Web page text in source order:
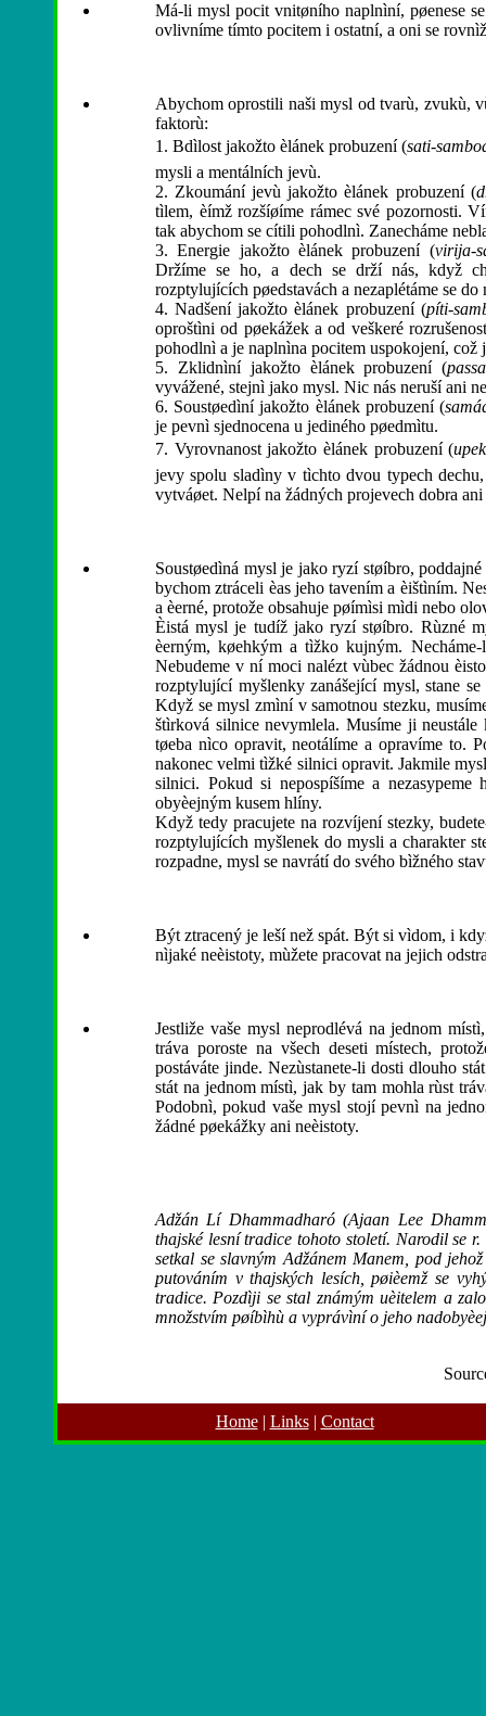
Má-li mysl pocit vnitøního naplnìní, pøenese
ovlivníme tímto pocitem i ostatní, a oni se
Abychom oprostili naši mysl od tvarù, zvukù,
faktorù:
1. Bdìlost jakožto èlánek probuzení (sati-
mysli a mentálních jevù.
2. Zkoumání jevù jakožto èlánek probuzení (
tìlem, èímž rozšíøíme rámec své pozornosti.
tak abychom se cítili pohodlnì. Zanecháme
3. Energie jakožto èlánek probuzení (virija-
Držíme se ho, a dech se drží nás, když
rozptylujících pøedstavách a nezaplétáme se
4. Nadšení jakožto èlánek probuzení (píti-
oproštìni od pøekážek a od veškeré
pohodlnì a je naplnìna pocitem uspokojení, což
5. Zklidnìní jakožto èlánek probuzení (
vyvážené, stejnì jako mysl. Nic nás neruší ani
6. Soustøedìní jakožto èlánek probuzení (
je pevnì sjednocena u jediného pøedmìtu.
7. Vyrovnanost jakožto èlánek probuzení (
jevy spolu sladìny v tìchto dvou typech
vytváøet. Nelpí na žádných projevech dobra
Soustøedìná mysl je jako ryzí støíbro,
bychom ztráceli èas jeho tavením a èištìním.
a èerné, protože obsahuje pøímìsi mìdi nebo
Èistá mysl je tudíž jako ryzí støíbro. Rùzné
èerným, køehkým a tìžko kujným.
Nebudeme v ní moci nalézt vùbec žádnou
rozptylující myšlenky zanášející mysl, stane
Když se mysl zmìní v samotnou stezku,
štìrková silnice nevymlela. Musíme ji
tøeba nìco opravit, neotálíme a opravíme to.
nakonec velmi tìžké silnici opravit. Jakmile
silnici. Pokud si nepospíšíme a
obyèejným kusem hlíny.
Když tedy pracujete na rozvíjení stezky,
rozptylujících myšlenek do mysli a charakter
rozpadne, mysl se navrátí do svého bìžného
Být ztracený je leší než spát. Být si vìdom, i
nìjaké neèistoty, mùžete pracovat na jejich
Jestliže vaše mysl neprodlévá na jednom
tráva poroste na všech deseti místech,
postáváte jinde. Nezùstanete-li dosti dlouho
stát na jednom místì, jak by tam mohla rùst
Podobnì, pokud vaše mysl stojí pevnì na
žádné pøekážky ani neèistoty.
Adžán Lí Dhammadharó (Ajaan Lee
thajské lesní tradice tohoto století. Narodil se
setkal se slavným Adžánem Manem, pod
putováním v thajských lesích, pøièemž se
tradice. Pozdìji se stal známým uèitelem a
množstvím pøíbìhù a vyprávìní o jeho
Home| Links| Contact